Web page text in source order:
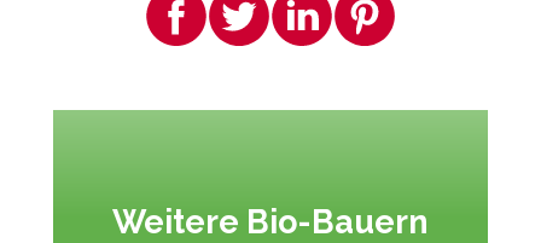
Weitere Bio-Bauern